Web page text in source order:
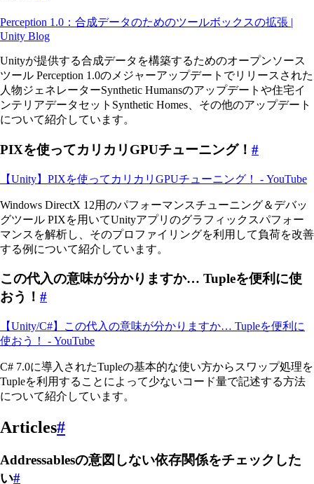
Perception 1.0：合成データのためのツールボックスの拡張 |
Unity Blog
Unityが提供する合成データを構築するためのオープンソース
ツール Perception 1.0のメジャーアップデートでリリースされた
人物ジェネレーターSynthetic Humansのアップデートや住宅イ
ンテリアデータセットSynthetic Homes、その他のアップデート
について紹介しています。
PIXを使ってカリカリGPUチューニング！ #
【Unity】PIXを使ってカリカリGPUチューニング！ - YouTube
Windows DirectX 12用のパフォーマンスチューニング＆デバッ
グツール PIXを用いてUnityアプリのグラフィックスパフォー
マンスを解析し、そのプロファイリングを利用して負荷を改善
する例について紹介しています。
この代入の意味が分かりますか… Tupleを便利に使
おう！ #
【Unity/C#】この代入の意味が分かりますか… Tupleを便利に
使おう！ - YouTube
C# 7.0に導入されたTupleの基本的な使い方からスワップ処理を
Tupleを利用することによって少ないコード量で記述する方法
について紹介しています。
Articles#
Addressablesの意図しない依存関係をチェックした
い#